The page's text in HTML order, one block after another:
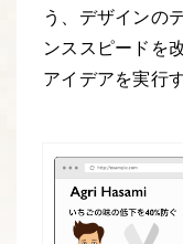
う、デザインの
ンススピードを
アイデアを実行